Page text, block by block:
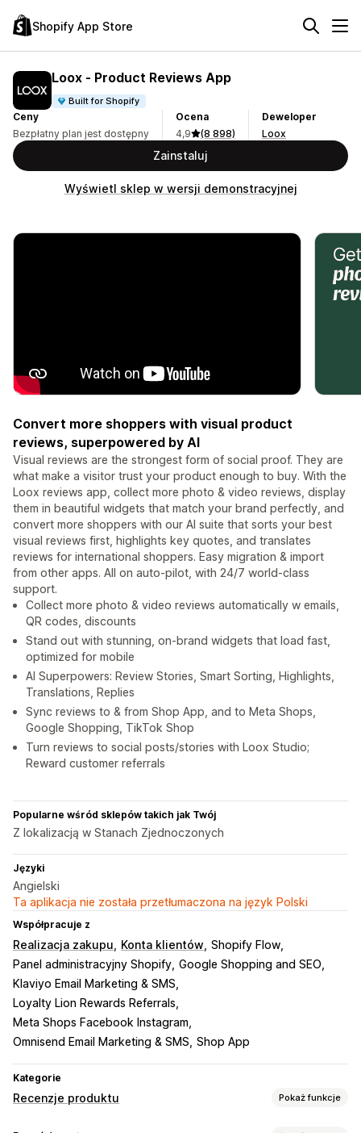
Shopify App Store
Loox ‑ Product Reviews App
Built for Shopify
Ceny
Bezpłatny plan jest dostępny
Ocena
4,9
(8 898)
Deweloper
Loox
Zainstaluj
Wyświetl sklep w wersji demonstracyjnej
Convert more shoppers with visual product
reviews, superpowered by AI
Visual reviews are the strongest form of social proof. They are
what make a visitor trust your product enough to buy. With the
Loox reviews app, collect more photo & video reviews, display
them in beautiful widgets that match your brand perfectly, and
convert more shoppers with our AI suite that sorts your best
visual reviews first, highlights key quotes, and translates
reviews for international shoppers. Easy migration & import
from other apps. All on auto-pilot, with 24/7 world-class
support.
Collect more photo & video reviews automatically w emails,
QR codes, discounts
Stand out with stunning, on-brand widgets that load fast,
optimized for mobile
AI Superpowers: Review Stories, Smart Sorting, Highlights,
Translations, Replies
Sync reviews to & from Shop App, and to Meta Shops,
Google Shopping, TikTok Shop
Turn reviews to social posts/stories with Loox Studio;
Reward customer referrals
Popularne wśród sklepów takich jak Twój
Z lokalizacją w Stanach Zjednoczonych
Języki
Angielski
Ta aplikacja nie została przetłumaczona na język Polski
Współpracuje z
Realizacja zakupu Konta klientów Shopify Flow
Panel administracyjny Shopify Google Shopping and SEO
Klaviyo Email Marketing & SMS
Loyalty Lion Rewards Referrals
Meta Shops Facebook Instagram
Omnisend Email Marketing & SMS Shop App
Kategorie
Recenzje produktu Pokaż funkcje